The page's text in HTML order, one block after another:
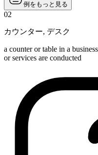
例をもっと見る
02
カウンター, デスク
a counter or table in a
or services are conducted